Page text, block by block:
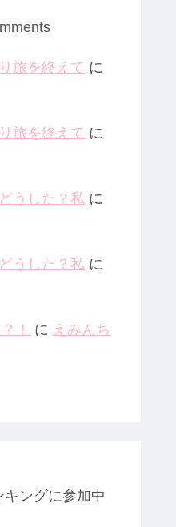
旅を終えて に
旅を終えて に
うした？私 に
うした？私 に
！ に えみんち
キングに参加中